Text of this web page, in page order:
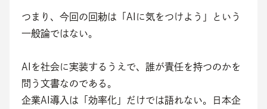
つまり、今回の回勅は「AIに気をつけよう」という
一般論ではない。
AIを社会に実装するうえで、誰が責任を持つのかを
問う文書なのである。
企業AI導入は「効率化」だけでは語れない。日本企